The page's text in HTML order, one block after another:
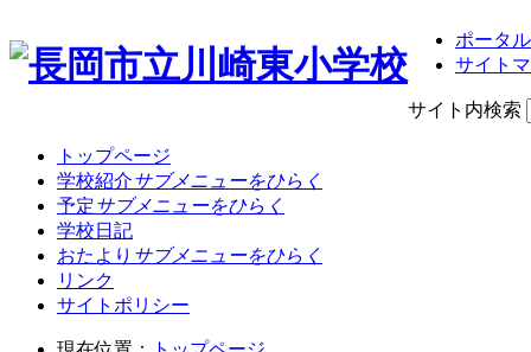
ポータ
サイト
サイト内検索
トップページ
学校紹介サブメニューをひらく
予定サブメニューをひらく
学校日記
おたより サブメニューをひらく
リンク
サイトポリシー